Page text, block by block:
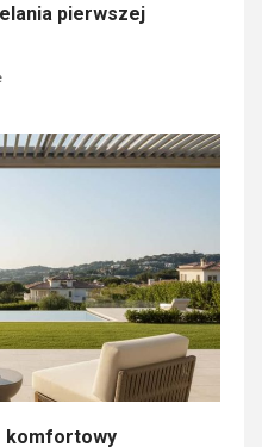
pierwszej
komfortowy